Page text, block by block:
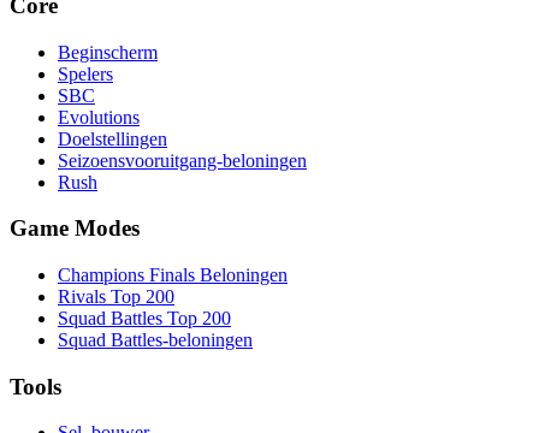
Core
Beginscherm
Spelers
SBC
Evolutions
Doelstellingen
Seizoensvooruitgang-beloningen
Rush
Game Modes
Champions Finals Beloningen
Rivals Top 200
Squad Battles Top 200
Squad Battles-beloningen
Tools